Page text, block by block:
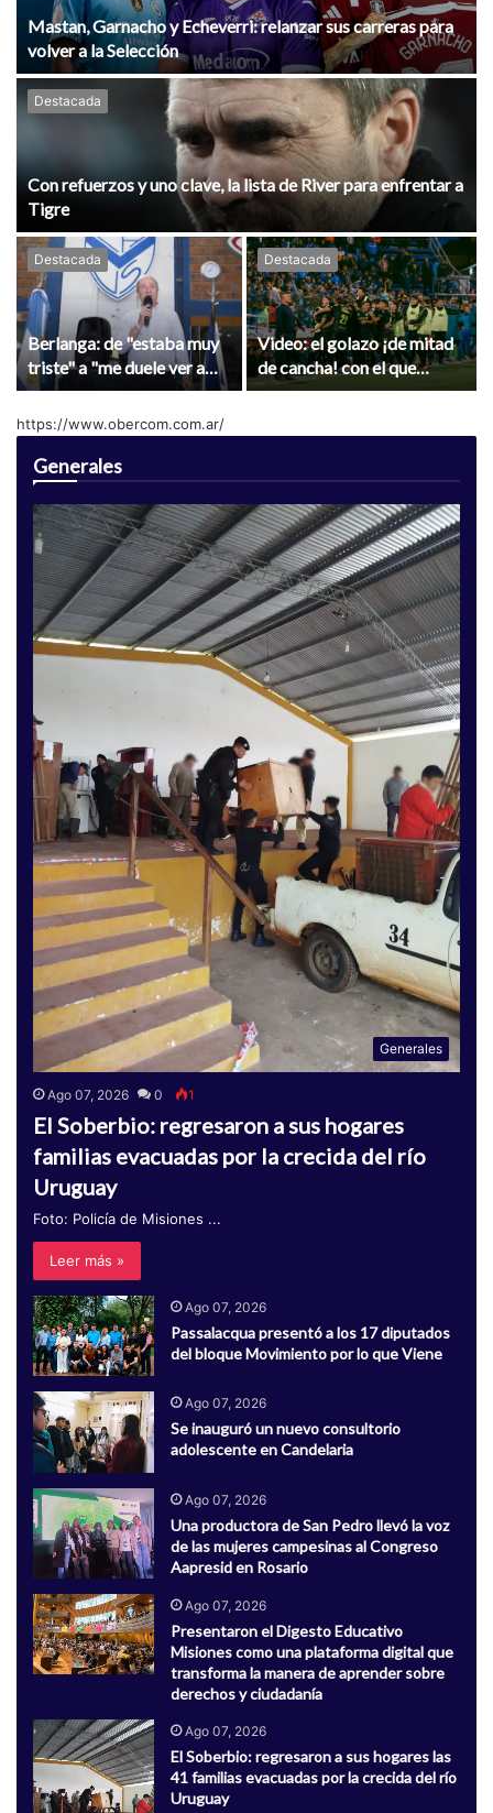
Mastan, Garnacho y Echeverri: relanzar sus carreras para
volver a la Selección
Destacada
Con refuerzos y uno clave, la lista de River para enfrentar a
Tigre
Destacada
Berlanga: de "estaba muy
triste" a "me duele ver a
Almada en River"
Destacada
Video: el golazo ¡de mitad
de cancha! con el que
Aldosivi se puso en ventaja
https://www.obercom.com.ar/
Generales
Generales
Ago 07, 2026 0 1
El Soberbio: regresaron a sus hogares
familias evacuadas por la crecida del río
Uruguay
Foto: Policía de Misiones ...
Leer más »
Ago 07, 2026
Passalacqua presentó a los 17 diputados
del bloque Movimiento por lo que Viene
Ago 07, 2026
Se inauguró un nuevo consultorio
adolescente en Candelaria
Ago 07, 2026
Una productora de San Pedro llevó la voz
de las mujeres campesinas al Congreso
Aapresid en Rosario
Ago 07, 2026
Presentaron el Digesto Educativo
Misiones como una plataforma digital que
transforma la manera de aprender sobre
derechos y ciudadanía
Ago 07, 2026
El Soberbio: regresaron a sus hogares las
41 familias evacuadas por la crecida del río
Uruguay